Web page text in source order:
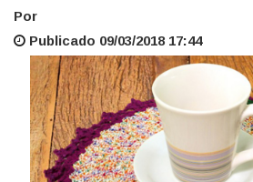
Por
Publicado 09/03/2018 17:44